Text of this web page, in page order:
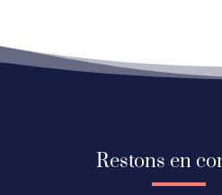
Restons en